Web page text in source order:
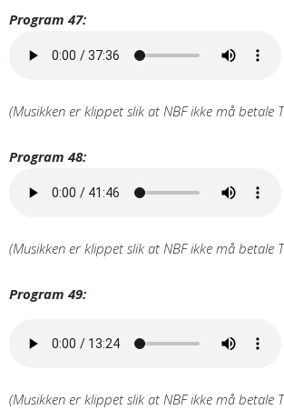
Program 47:
(Musikken er klippet slik at NBF ikke må betale
Program 48:
(Musikken er klippet slik at NBF ikke må betale
Program 49:
(Musikken er klippet slik at NBF ikke må betale